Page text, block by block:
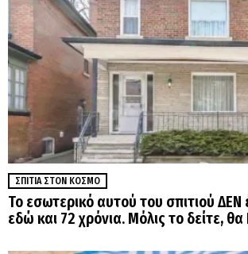
ΣΠΊΤΙΑ ΣΤΟΝ ΚΌΣΜΟ
Το εσωτερικό αυτού του σπιτιού ΔΕΝ
εδώ και 72 χρόνια. Μόλις το δείτε, θα